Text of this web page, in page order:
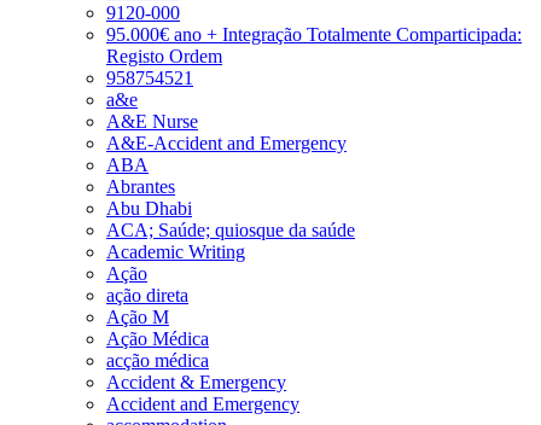
9120-000
95.000€ ano + Integração Totalmente Comparticipada:
Registo Ordem
958754521
a&e
A&E Nurse
A&E-Accident and Emergency
ABA
Abrantes
Abu Dhabi
ACA; Saúde; quiosque da saúde
Academic Writing
Ação
ação direta
Ação M
Ação Médica
acção médica
Accident & Emergency
Accident and Emergency